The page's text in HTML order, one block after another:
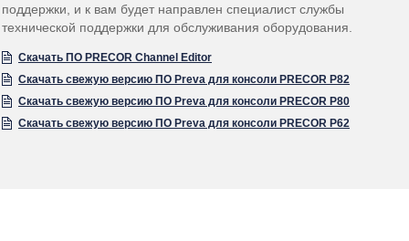
поддержки, и к вам будет направлен специалист службы
технической поддержки для обслуживания оборудования.
Скачать ПО PRECOR Channel Editor
Скачать свежую версию ПО Preva для консоли PRECOR P82
Скачать свежую версию ПО Preva для консоли PRECOR P80
Скачать свежую версию ПО Preva для консоли PRECOR P62